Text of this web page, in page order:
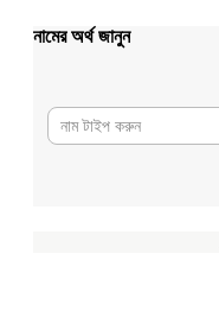
নামের অর্থ জানুন